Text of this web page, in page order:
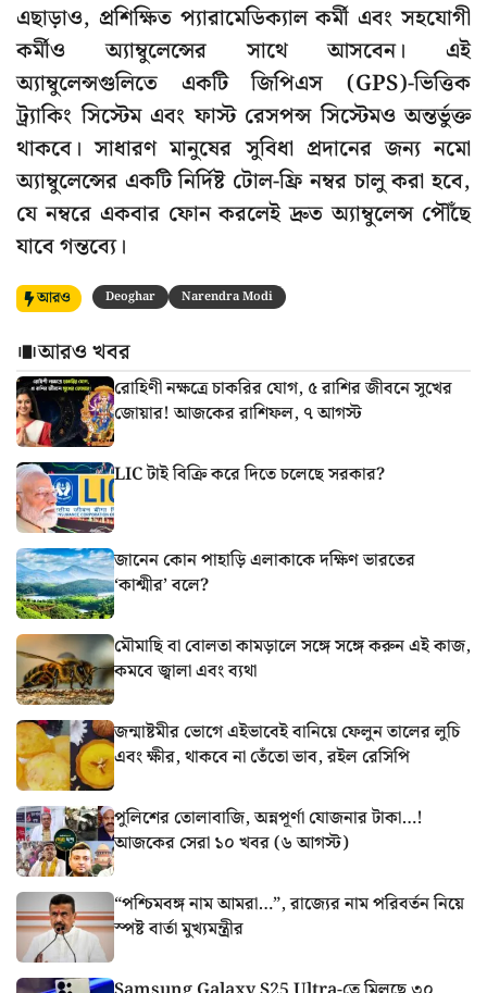
এছাড়াও, প্রশিক্ষিত প্যারামেডিক্যাল কর্মী এবং সহযোগী
কর্মীও অ্যাম্বুলেন্সের সাথে আসবেন। এই
অ্যাম্বুলেন্সগুলিতে একটি জিপিএস (GPS)-ভিত্তিক
ট্র্যাকিং সিস্টেম এবং ফাস্ট রেসপন্স সিস্টেমও অন্তর্ভুক্ত
থাকবে। সাধারণ মানুষের সুবিধা প্রদানের জন্য নমো
অ্যাম্বুলেন্সের একটি নির্দিষ্ট টোল-ফ্রি নম্বর চালু করা হবে,
যে নম্বরে একবার ফোন করলেই দ্রুত অ্যাম্বুলেন্স পৌঁছে
যাবে গন্তব্যে।
আরও Deoghar Narendra Modi
আরও খবর
রোহিণী নক্ষত্রে চাকরির যোগ, ৫ রাশির জীবনে সুখের
জোয়ার! আজকের রাশিফল, ৭ আগস্ট
LIC টাই বিক্রি করে দিতে চলেছে সরকার?
জানেন কোন পাহাড়ি এলাকাকে দক্ষিণ ভারতের
‘কাশ্মীর’ বলে?
মৌমাছি বা বোলতা কামড়ালে সঙ্গে সঙ্গে করুন এই কাজ,
কমবে জ্বালা এবং ব্যথা
জন্মাষ্টমীর ভোগে এইভাবেই বানিয়ে ফেলুন তালের লুচি
এবং ক্ষীর, থাকবে না তেঁতো ভাব, রইল রেসিপি
পুলিশের তোলাবাজি, অন্নপূর্ণা যোজনার টাকা…!
আজকের সেরা ১০ খবর (৬ আগস্ট)
“পশ্চিমবঙ্গ নাম আমরা…”, রাজ্যের নাম পরিবর্তন নিয়ে
স্পষ্ট বার্তা মুখ্যমন্ত্রীর